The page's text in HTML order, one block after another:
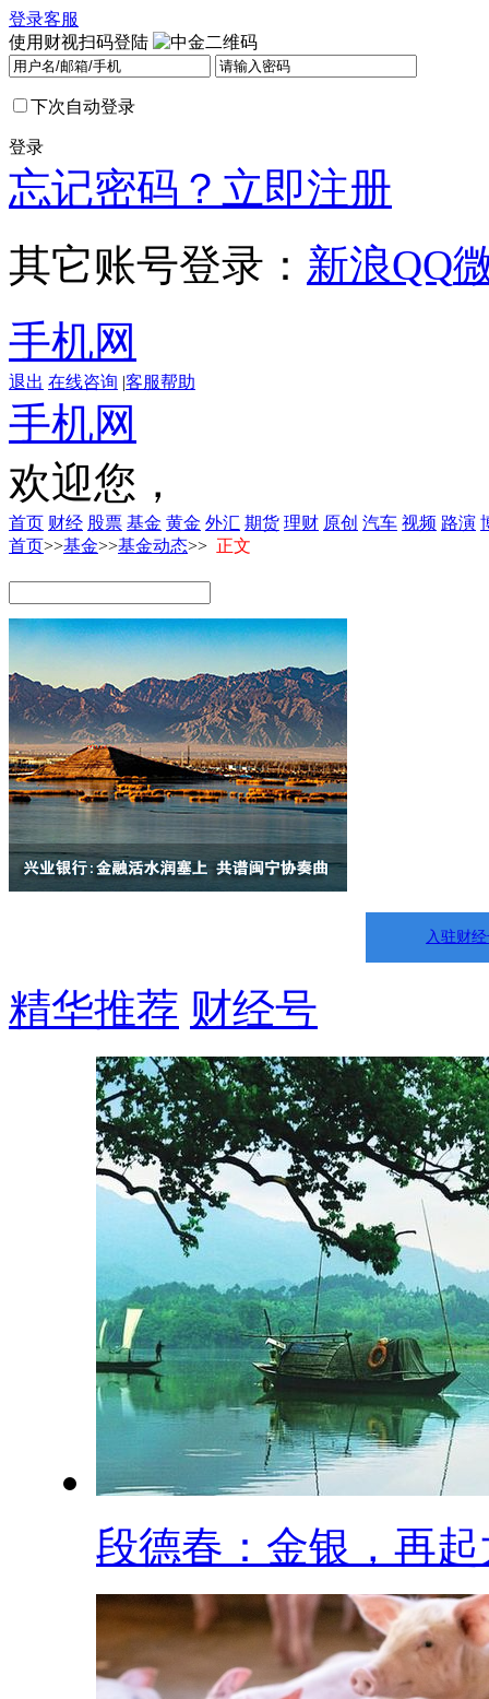
登录客服
使用财视扫码登陆
下次自动登录
登录
忘记密码？ 立即注册
其它账号登录： 新浪QQ
手机网
退出 在线咨询 |客服帮助
手机网
欢迎您，
首页 财经 股票 基金 黄金 外汇 期货 理财 原创 汽车 视频 路演
首页>>基金>>基金动态>> 正文
入驻财
精华推荐 财经号
段德春：金银，再起